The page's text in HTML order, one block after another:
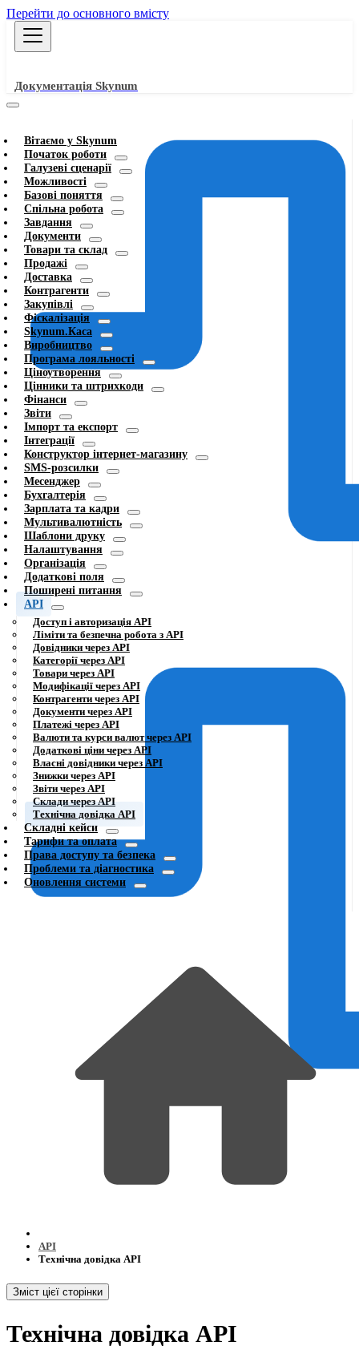
Перейти до основного вмісту
Документація Skynum
Вітаємо у Skynum
Початок роботи
Галузеві сценарії
Можливості
Базові поняття
Спільна робота
Завдання
Документи
Товари та склад
Продажі
Доставка
Контрагенти
Закупівлі
Фіскалізація
Skynum.Каса
Виробництво
Програма лояльності
Ціноутворення
Цінники та штрихкоди
Фінанси
Звіти
Імпорт та експорт
Інтеграції
Конструктор інтернет-магазину
SMS-розсилки
Месенджер
Бухгалтерія
Зарплата та кадри
Мультивалютність
Шаблони друку
Налаштування
Організація
Додаткові поля
Поширені питання
API
Доступ і авторизація API
Ліміти та безпечна робота з API
Довідники через API
Категорії через API
Товари через API
Модифікації через API
Контрагенти через API
Документи через API
Платежі через API
Валюти та курси валют через API
Додаткові ціни через API
Власні довідники через API
Знижки через API
Звіти через API
Склади через API
Технічна довідка API
Складні кейси
Тарифи та оплата
Права доступу та безпека
Проблеми та діагностика
Оновлення системи
API
Технічна довідка API
Зміст цієї сторінки
Технічна довідка API